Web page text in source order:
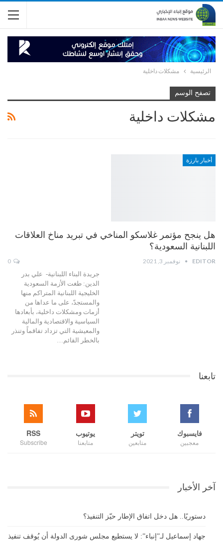
الرئيسية مشكلات داخلية
تصفح الوسم
مشكلات داخلية
أخبار بارزة
هل ينجح مؤتمر غلاسكو المناخي في تبريد مناخ العلاقات
اللبنانية السعودية؟
EDITOR نوفمبر 3, 2021
جريدة البناء اللبنانية- علي بدر
الدين: طغت الأزمة السعودية
الخليجية اللبنانية المتراكم منها
والمستجدّ، على ما عداها من
أزمات ومشكلات داخلية، بأبعادها
السياسية والاقتصادية والمالية
والمعيشية التي تزداد تفاقماً وتنذر
بالخطر القائم…
تابعنا
فايسبوك
معجبين
تويتر
متابعين
يوتيوب
متابعنا
RSS
Subscribe
آخر الأخبار
دستوريًا.. هل دخل اتفاق الإطار حيّز التنفيذ؟
جهاد إسماعيل لـ”إنباء”: لا يستطيع مجلس شورى الدولة أن يُوقف تنفيذ